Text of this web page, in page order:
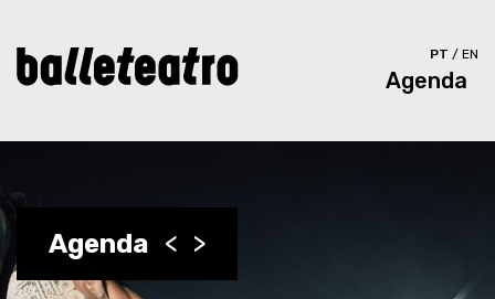
PT / EN
Agenda
Agenda < >